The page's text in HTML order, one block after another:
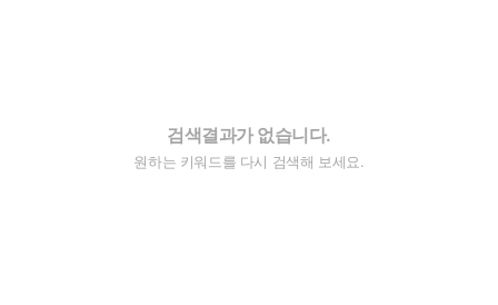
검색결과가 없습니다.
원하는 키워드를 다시 검색해 보세요.